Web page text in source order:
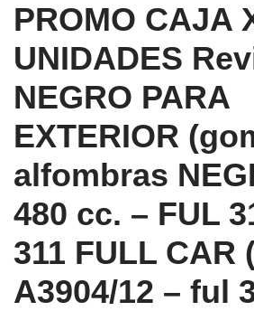
PROMO CAJA
UNIDADES
NEGRO PARA
EXTERIOR
alfombras
480 cc. – FUL
311 FULL CAR
A3904/12 – ful